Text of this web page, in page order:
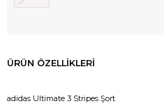
ÜRÜN ÖZELLIKLERI
adidas Ultimate 3 Stripes Şort